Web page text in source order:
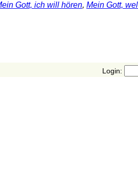
Gott, ich will hören, Mein Gott,
Login: